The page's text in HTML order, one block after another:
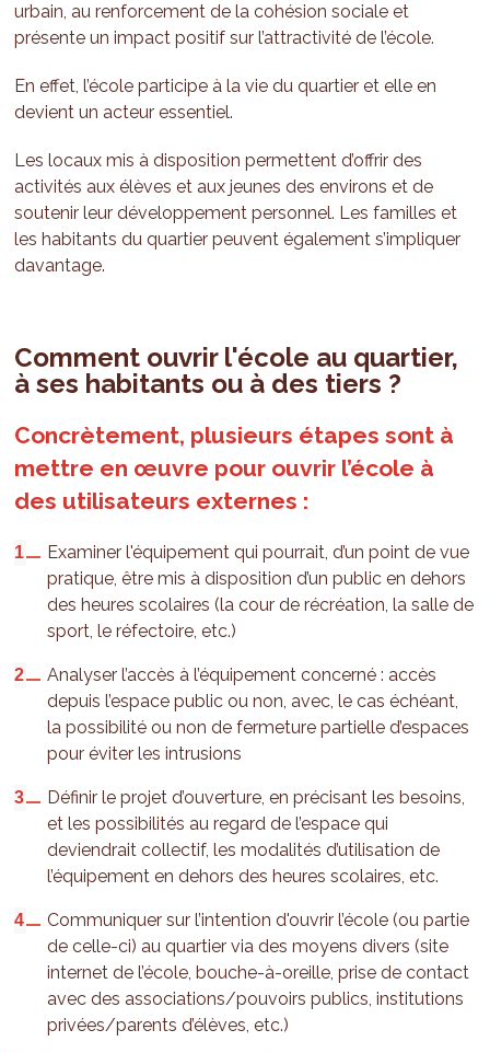
urbain, au renforcement de la cohésion sociale et
présente un impact positif sur l’attractivité de l’école.
En effet, l’école participe à la vie du quartier et elle en
devient un acteur essentiel.
Les locaux mis à disposition permettent d’offrir des
activités aux élèves et aux jeunes des environs et de
soutenir leur développement personnel. Les familles et
les habitants du quartier peuvent également s’impliquer
davantage.
Comment ouvrir l'école au quartier,
à ses habitants ou à des tiers ?
Concrètement, plusieurs étapes sont à
mettre en œuvre pour ouvrir l’école à
des utilisateurs externes :
Examiner l'équipement qui pourrait, d’un point de vue
pratique, être mis à disposition d’un public en dehors
des heures scolaires (la cour de récréation, la salle de
sport, le réfectoire, etc.)
Analyser l’accès à l’équipement concerné : accès
depuis l’espace public ou non, avec, le cas échéant,
la possibilité ou non de fermeture partielle d’espaces
pour éviter les intrusions
Définir le projet d’ouverture, en précisant les besoins,
et les possibilités au regard de l’espace qui
deviendrait collectif, les modalités d’utilisation de
l’équipement en dehors des heures scolaires, etc.
Communiquer sur l’intention d'ouvrir l’école (ou partie
de celle-ci) au quartier via des moyens divers (site
internet de l’école, bouche-à-oreille, prise de contact
avec des associations/pouvoirs publics, institutions
privées/parents d’élèves, etc.)